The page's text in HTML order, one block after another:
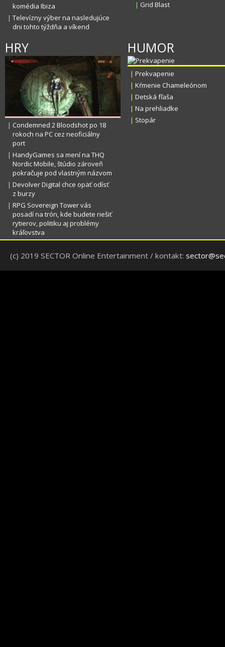
komédia Ibiza
| Televízny výber na nasledujúce
dni tohto týždňa a víkend
| Grid Blast
HRY
| Condemned 2 Bloodshot po 18
rokoch na PC cez neoficiálny
port
| HandyGames sa mení na THQ
Nordic Mobile, štúdio zároveň
pokračuje pod vlastným názvom
| Devolver Digital chce opäť odísť
z burzy
| RPG Sovereign Tower vás
posadí na trón, kde budete riešiť
rytierov, politiku aj problémy
kráľovstva
HUMOR
| Prekvapenie
| Kŕmenie Chameleónom
| Detská fľaša
| Na prehliadke
| Stopár
(c) 2019 SECTOR Online Entertainment / kontakt: